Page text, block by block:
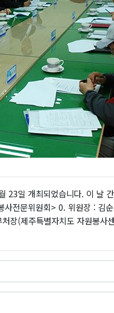
23일 개최되었습니다. 이 날
전문위원회> 0. 위원장 : 김
장(제주특별자치도 자원봉